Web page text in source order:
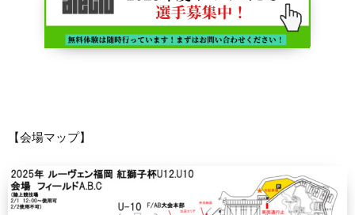
【会場マップ】